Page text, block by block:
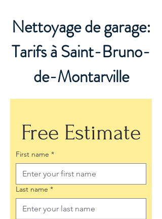
Nettoyage de garage:
Tarifs à Saint-Bruno-
de-Montarville
Free Estimate
First name *
Last name *